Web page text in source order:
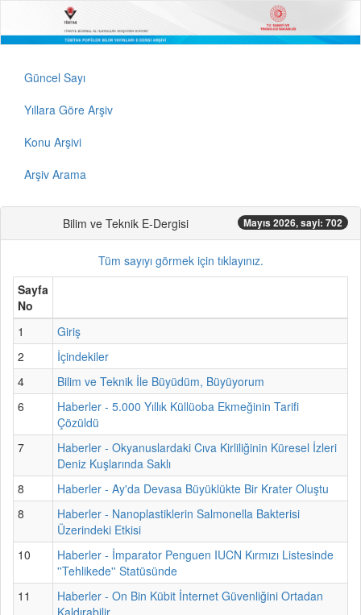
Güncel Sayı
Yıllara Göre Arşiv
Konu Arşivi
Arşiv Arama
Bilim ve Teknik E-Dergisi Mayıs 2026, sayi: 702
Tüm sayıyı görmek için tıklayınız.
Sayfa
No
1
Giriş
2
İçindekiler
4
Bilim ve Teknik İle Büyüdüm, Büyüyorum
6
Haberler - 5.000 Yıllık Küllüoba Ekmeğinin Tarifi
Çözüldü
7
Haberler - Okyanuslardaki Cıva Kirliliğinin Küresel İzleri
Deniz Kuşlarında Saklı
8
Haberler - Ay'da Devasa Büyüklükte Bir Krater Oluştu
8
Haberler - Nanoplastiklerin Salmonella Bakterisi
Üzerindeki Etkisi
10
Haberler - İmparator Penguen IUCN Kırmızı Listesinde
''Tehlikede'' Statüsünde
11
Haberler - On Bin Kübit İnternet Güvenliğini Ortadan
Kaldırabilir